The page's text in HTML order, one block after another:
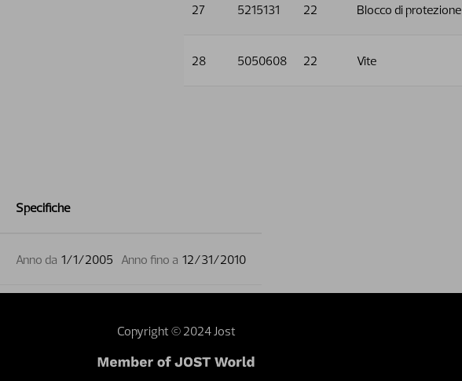
Specifiche
Anno da 1/1/2005 Anno fino a 12/31/2010
27 5215131 22 Blocco di protezione
28 5050608 22 Vite
Copyright © 2024 Jost